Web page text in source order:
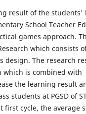
result of the students'
School Teacher
games approach.
which consists
design. The research
which is combined with
the learning result
students at PGSD of
first cycle, the average